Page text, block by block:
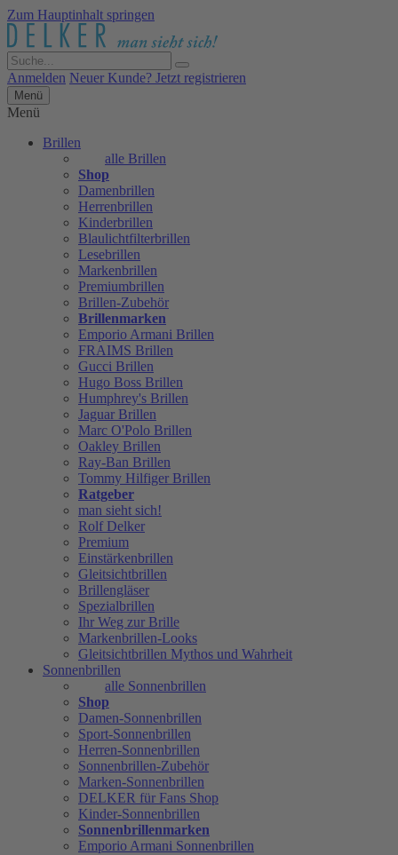
Zum Hauptinhalt springen
Anmelden Neuer Kunde? Jetzt registrieren
Menü
Menü
Brillen
alle Brillen
Shop
Damenbrillen
Herrenbrillen
Kinderbrillen
Blaulichtfilterbrillen
Lesebrillen
Markenbrillen
Premiumbrillen
Brillen-Zubehör
Brillenmarken
Emporio Armani Brillen
FRAIMS Brillen
Gucci Brillen
Hugo Boss Brillen
Humphrey's Brillen
Jaguar Brillen
Marc O'Polo Brillen
Oakley Brillen
Ray-Ban Brillen
Tommy Hilfiger Brillen
Ratgeber
man sieht sich!
Rolf Delker
Premium
Einstärkenbrillen
Gleitsichtbrillen
Brillengläser
Spezialbrillen
Ihr Weg zur Brille
Markenbrillen-Looks
Gleitsichtbrillen Mythos und Wahrheit
Sonnenbrillen
alle Sonnenbrillen
Shop
Damen-Sonnenbrillen
Sport-Sonnenbrillen
Herren-Sonnenbrillen
Sonnenbrillen-Zubehör
Marken-Sonnenbrillen
DELKER für Fans Shop
Kinder-Sonnenbrillen
Sonnenbrillenmarken
Emporio Armani Sonnenbrillen